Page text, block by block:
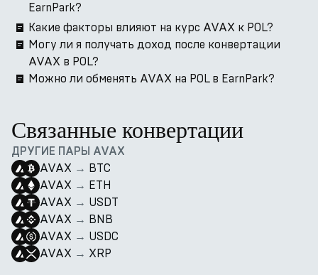
EarnPark?
Какие факторы влияют на курс AVAX к POL?
Могу ли я получать доход после конвертации
AVAX в POL?
Можно ли обменять AVAX на POL в EarnPark?
Связанные конвертации
ДРУГИЕ ПАРЫ AVAX
AVAX → BTC
AVAX → ETH
AVAX → USDT
AVAX → BNB
AVAX → USDC
AVAX → XRP